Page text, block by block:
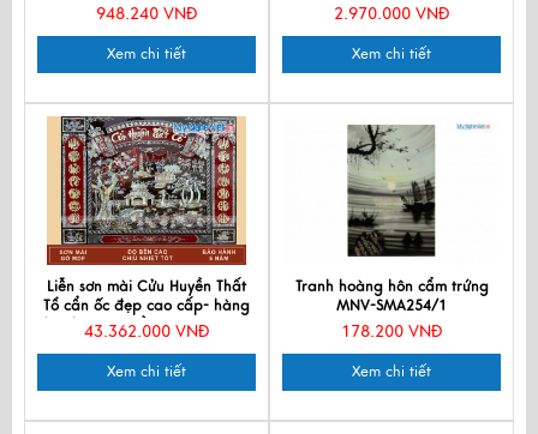
948.240 VNĐ
Xem chi tiết
2.970.000 VNĐ
Xem chi tiết
Liễn sơn mài Cửu Huyền Thất
Tổ cẩn ốc đẹp cao cấp- hàng
đặt theo yêu cầu SMA195-1621
43.362.000 VNĐ
Xem chi tiết
Tranh hoàng hôn cẩm trứng
MNV-SMA254/1
178.200 VNĐ
Xem chi tiết